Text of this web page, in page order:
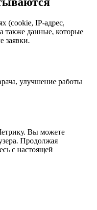
(cookie, IP-адрес,
также данные, которые
заявки.
улучшение работы
Вы можете
Продолжая
с настоящей